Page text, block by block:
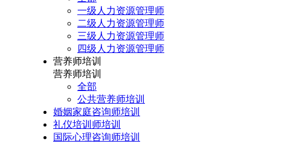
一级人力资源管理师
二级人力资源管理师
三级人力资源管理师
四级人力资源管理师
营养师培训
营养师培训
全部
公共营养师培训
婚姻家庭咨询师培训
礼仪培训师培训
国际心理咨询师培训